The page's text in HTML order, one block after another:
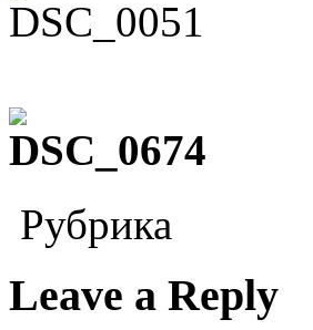
Рубрика
Leave a Reply